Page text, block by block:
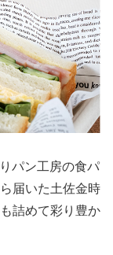
パン工房の食パ
届いた土佐金時
詰めて彩り豊か